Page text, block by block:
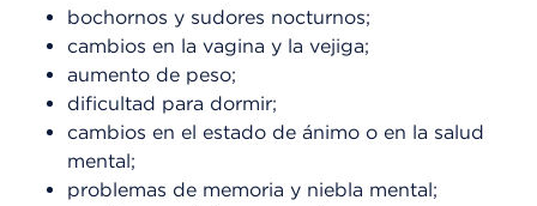
bochornos y sudores nocturnos;
cambios en la vagina y la vejiga;
aumento de peso;
dificultad para dormir;
cambios en el estado de ánimo o en la salud
mental;
problemas de memoria y niebla mental;